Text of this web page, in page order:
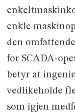
enkle
den
for SCADA-
betyr at
vedlikeholde
som igjen